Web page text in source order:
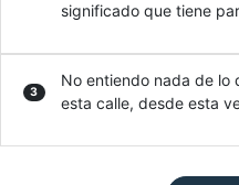
significado que tiene
3
No entiendo nada de lo
esta calle, desde esta